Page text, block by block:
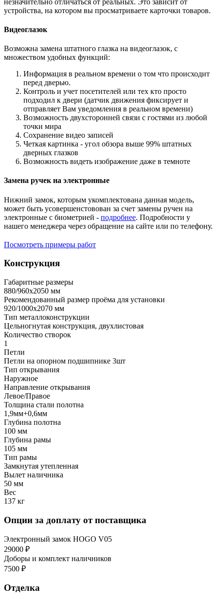
устройства, на котором вы просматриваете карточки товаров.
Видеоглазок
Возможна замена штатного глазка на видеоглазок, с
множеством удобных функций:
Информация в реальном времени о том что происходит
перед дверью.
Контроль и учет посетителей или тех кто просто
подходил к двери (датчик движения фиксирует и
отправляет Вам уведомления в реальном времени)
Возможность двухсторонней связи с гостями из любой
точки мира
Сохранение видео записей
Четкая картинка - угол обзора выше 99% штатных
дверных глазков
Возможность видеть изображение даже в темноте
Замена ручек на электронные
Нижний замок, которым укомплектована данная модель,
может быть усовершенстовован за счет замены ручен на
электронные с биометрией - подробнее. Подробности у
нашего менеджера через обращение на сайте или по телефону.
Посмотреть примеры работ
Конструкция
Габаритные размеры
880/960х2050 мм
Рекомендованный размер проёма для установки
920/1000х2070 мм
Тип металлоконструкции
Цельногнутая конструкция, двухлистовая
Количество створок
1
Петли
Петли на опорном подшипнике 3шт
Тип открывания
Наружное
Направление открывания
Левое/Правое
Толщина стали полотна
1,9мм+0,6мм
Глубина полотна
100 мм
Глубина рамы
105 мм
Тип рамы
Замкнутая утепленная
Вылет наличника
50 мм
Вес
137 кг
Опции за доплату от поставщика
Электронный замок HOGO V05
29000 ₽
Доборы и комплект наличников
7500 ₽
Отделка